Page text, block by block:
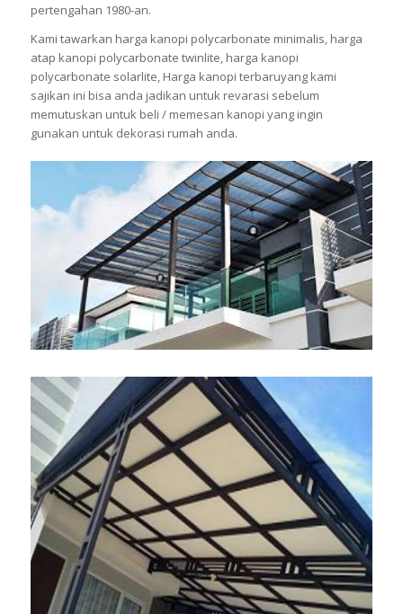
pertengahan 1980-an.
Kami tawarkan harga kanopi polycarbonate minimalis, harga
atap kanopi polycarbonate twinlite, harga kanopi
polycarbonate solarlite, Harga kanopi terbaruyang kami
sajikan ini bisa anda jadikan untuk revarasi sebelum
memutuskan untuk beli / memesan kanopi yang ingin
gunakan untuk dekorasi rumah anda.